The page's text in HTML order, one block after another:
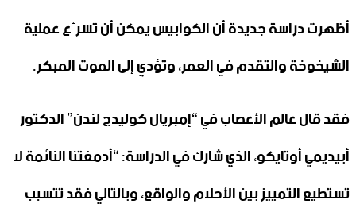
أظهرت دراسة جديدة أن الكوابيس يمكن أن تسرِّع عملية
الشيخوخة والتقدم في العمر، وتؤدي إلى الموت المبكر.
فقد قال عالم الأعصاب في “إمبريال كوليدج لندن” الدكتور
أبيديمي أوتايكو، الذي شارك في الدراسة: “أدمغتنا النائمة لا
تستطيع التمييز بين الأحلام والواقع، وبالتالي فقد تتسبب